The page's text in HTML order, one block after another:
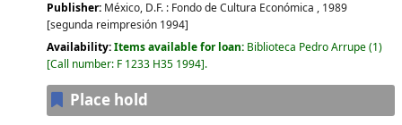
Publisher: México, D.F. : Fondo de Cultura Económica , 1989
[segunda reimpresión 1994]
Availability:Items available for loan: Biblioteca Pedro Arrupe(1)
Call number: F 1233 H35 1994 .
Place hold